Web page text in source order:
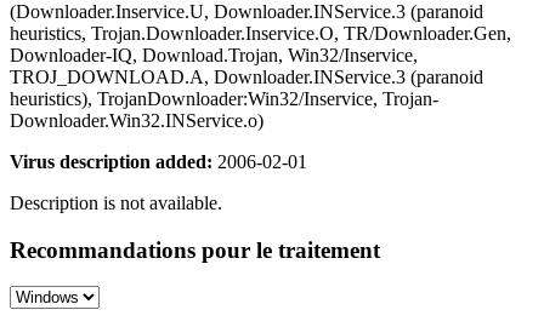
(Downloader.Inservice.U, Downloader.INService.3 (paranoid
heuristics, Trojan.Downloader.Inservice.O, TR/Downloader.Gen,
Downloader-IQ, Download.Trojan, Win32/Inservice,
TROJ_DOWNLOAD.A, Downloader.INService.3 (paranoid
heuristics), TrojanDownloader:Win32/Inservice, Trojan-
Downloader.Win32.INService.o)
Virus description added: 2006-02-01
Description is not available.
Recommandations pour le traitement